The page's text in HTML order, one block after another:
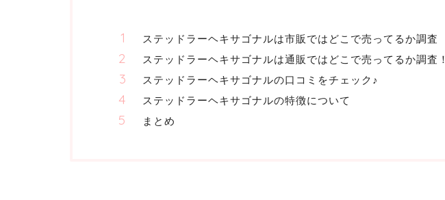
ステッドラーヘキサゴナルは市販ではどこで売ってるか調査
ステッドラーヘキサゴナルは通販ではどこで売ってるか調査！
ステッドラーヘキサゴナルの口コミをチェック♪
ステッドラーヘキサゴナルの特徴について
まとめ